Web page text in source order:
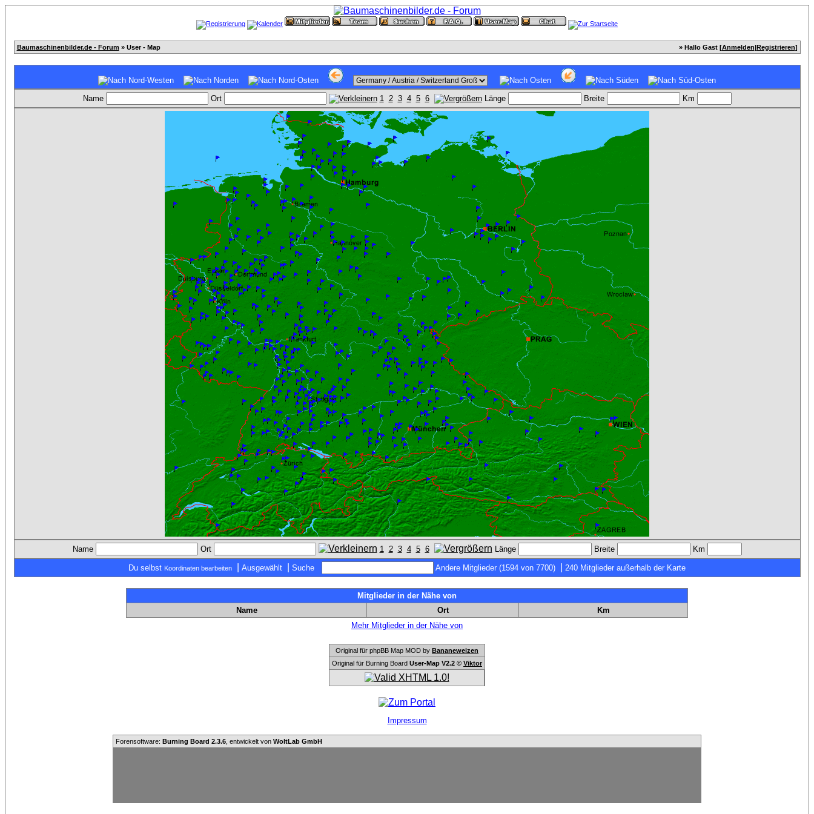
Baumaschinenbilder.de - Forum » User - Map » Hallo Gast [Anmelden|Registrieren]
Name Ort 1 2 3 4 5 6 Länge Breite Km
Name Ort 1 2 3 4 5 6 Länge Breite Km
Du selbst Koordinaten bearbeiten Ausgewählt Suche Andere Mitglieder (1594 von 7700) 240 Mitglieder außerhalb der Karte
Mitglieder in der Nähe von
Name
Ort
Km
Mehr Mitglieder in der Nähe von
Original für phpBB Map MOD by Bananeweizen
Original für Burning Board User-Map V2.2 © Viktor
Impressum
Forensoftware: Burning Board 2.3.6 , entwickelt von WoltLab GmbH